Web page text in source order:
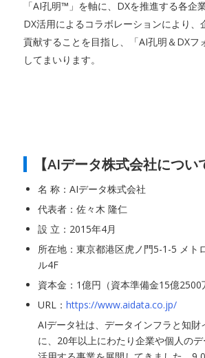
「AI孔明™」を軸に、DXを推進する各企
DX活用によるコラボレーションにより、
貢献することを目指し、「AI孔明＆DXフ
してまいります。
【AIデータ株式会社につい
名 称：AIデータ株式会社
代表者：佐々木 隆仁
設 立：2015年4月
所在地：東京都港区虎ノ門5-1-5 メト
ル4F
資本金：1億円（資本準備金15億2500
URL： https://www.aidata.co.jp/
AIデータ社は、データインフラと知財
に、20年以上にわたり企業や個人のデ